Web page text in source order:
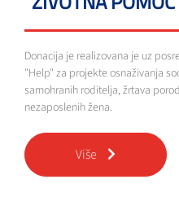
Donacija je realizovana je uz
"Help" za projekte osnaživanja
samohranih roditelja, žrtava
nezaposlenih žena.
Više